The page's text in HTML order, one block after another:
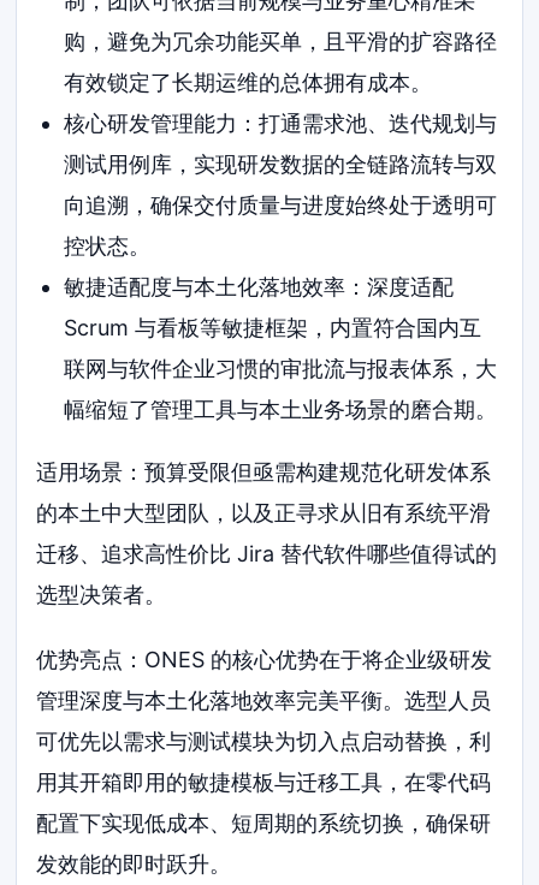
购，避免为冗余功能买单，且平滑的扩容路径
有效锁定了长期运维的总体拥有成本。
核心研发管理能力：打通需求池、迭代规划与
测试用例库，实现研发数据的全链路流转与双
向追溯，确保交付质量与进度始终处于透明可
控状态。
敏捷适配度与本土化落地效率：深度适配
Scrum 与看板等敏捷框架，内置符合国内互
联网与软件企业习惯的审批流与报表体系，大
幅缩短了管理工具与本土业务场景的磨合期。
适用场景：预算受限但亟需构建规范化研发体系
的本土中大型团队，以及正寻求从旧有系统平滑
迁移、追求高性价比 Jira 替代软件哪些值得试的
选型决策者。
优势亮点：ONES 的核心优势在于将企业级研发
管理深度与本土化落地效率完美平衡。选型人员
可优先以需求与测试模块为切入点启动替换，利
用其开箱即用的敏捷模板与迁移工具，在零代码
配置下实现低成本、短周期的系统切换，确保研
发效能的即时跃升。